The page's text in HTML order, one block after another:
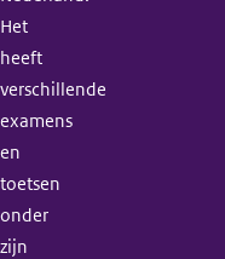
Het
heeft
verschillende
examens
en
toetsen
onder
zijn